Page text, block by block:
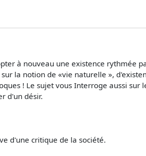
à nouveau une existence rythmée
la notion de «vie naturelle »,
! Le sujet vous Interroge aussi
d'un désir.
d'une critique de la société.